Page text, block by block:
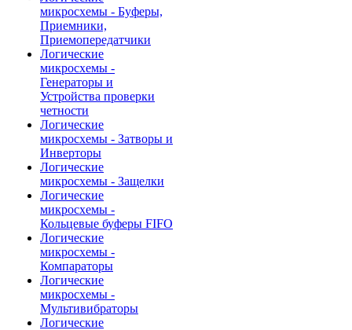
микросхемы - Буферы,
Приемники,
Приемопередатчики
Логические
микросхемы -
Генераторы и
Устройства проверки
четности
Логические
микросхемы - Затворы и
Инверторы
Логические
микросхемы - Защелки
Логические
микросхемы -
Кольцевые буферы FIFO
Логические
микросхемы -
Компараторы
Логические
микросхемы -
Мультивибраторы
Логические